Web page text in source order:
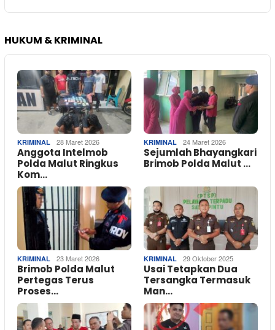
HUKUM & KRIMINAL
KRIMINAL 28 Maret 2026
Anggota Intelmob
Polda Malut Ringkus
Kom…
KRIMINAL 24 Maret 2026
Sejumlah Bhayangkari
Brimob Polda Malut …
KRIMINAL 23 Maret 2026
Brimob Polda Malut
Pertegas Terus
Proses…
KRIMINAL 29 Oktober 2025
Usai Tetapkan Dua
Tersangka Termasuk
Man…